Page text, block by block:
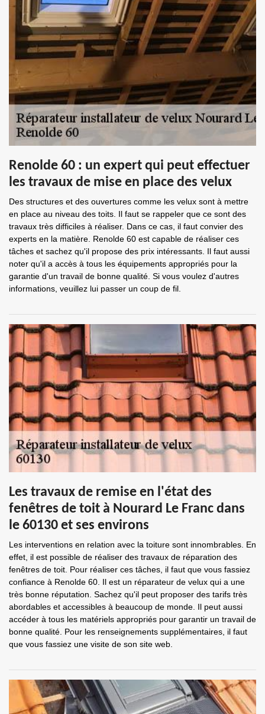
Renolde 60 : un expert qui peut effectuer
les travaux de mise en place des velux
Des structures et des ouvertures comme les velux sont à mettre
en place au niveau des toits. Il faut se rappeler que ce sont des
travaux très difficiles à réaliser. Dans ce cas, il faut convier des
experts en la matière. Renolde 60 est capable de réaliser ces
tâches et sachez qu'il propose des prix intéressants. Il faut aussi
noter qu'il a accès à tous les équipements appropriés pour la
garantie d'un travail de bonne qualité. Si vous voulez d'autres
informations, veuillez lui passer un coup de fil.
Les travaux de remise en l'état des
fenêtres de toit à Nourard Le Franc dans
le 60130 et ses environs
Les interventions en relation avec la toiture sont innombrables. En
effet, il est possible de réaliser des travaux de réparation des
fenêtres de toit. Pour réaliser ces tâches, il faut que vous fassiez
confiance à Renolde 60. Il est un réparateur de velux qui a une
très bonne réputation. Sachez qu'il peut proposer des tarifs très
abordables et accessibles à beaucoup de monde. Il peut aussi
accéder à tous les matériels appropriés pour garantir un travail de
bonne qualité. Pour les renseignements supplémentaires, il faut
que vous fassiez une visite de son site web.